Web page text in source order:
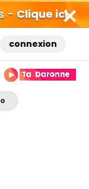
- Clique ici
connexion